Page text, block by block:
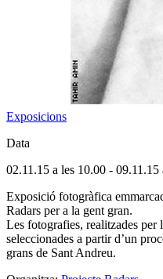
Exposicions
Data
02.11.15 a les 10.00 - 09.11.15
Exposició fotogràfica
Radars per a la gent gran.
Les fotografies, realitzades
seleccionades a partir d’un
grans de Sant Andreu.